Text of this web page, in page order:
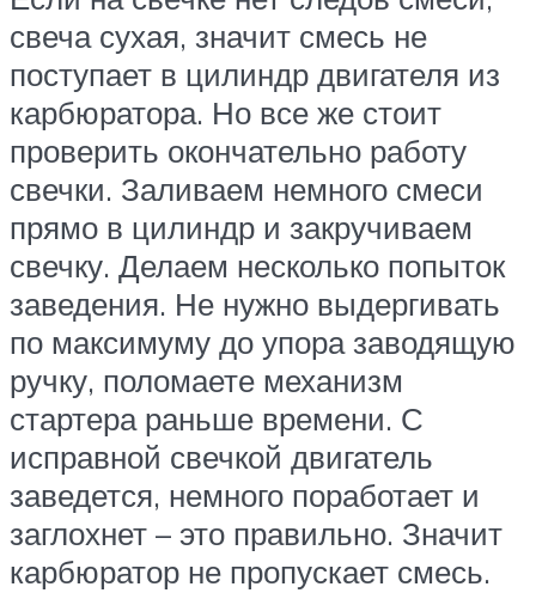
свеча сухая, значит смесь не
поступает в цилиндр двигателя из
карбюратора. Но все же стоит
проверить окончательно работу
свечки. Заливаем немного смеси
прямо в цилиндр и закручиваем
свечку. Делаем несколько попыток
заведения. Не нужно выдергивать
по максимуму до упора заводящую
ручку, поломаете механизм
стартера раньше времени. С
исправной свечкой двигатель
заведется, немного поработает и
заглохнет – это правильно. Значит
карбюратор не пропускает смесь.